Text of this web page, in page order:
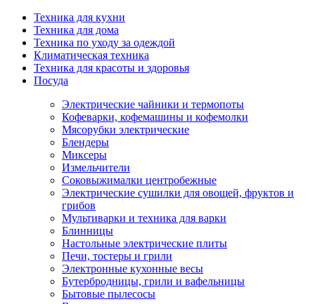
Техника для кухни
Техника для дома
Техника по уходу за одеждой
Климатическая техника
Техника для красоты и здоровья
Посуда
Электрические чайники и термопоты
Кофеварки, кофемашины и кофемолки
Мясорубки электрические
Блендеры
Миксеры
Измельчители
Соковыжималки центробежные
Электрические сушилки для овощей, фруктов и
грибов
Мультиварки и техника для варки
Блинницы
Настольные электрические плиты
Печи, тостеры и грили
Электронные кухонные весы
Бутербродницы, грили и вафельницы
Бытовые пылесосы